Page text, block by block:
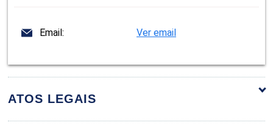
Email: Ver email
ATOS LEGAIS